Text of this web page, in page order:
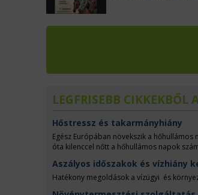
LEGFRISEBB CIKKEKBŐL
Hőstressz és takarmányhiány
Egész Európában növekszik a
óta kilenccel nőtt a hőhullámos napok
Aszályos időszakok és vízhiány
Hatékony megoldások a vízügyi és